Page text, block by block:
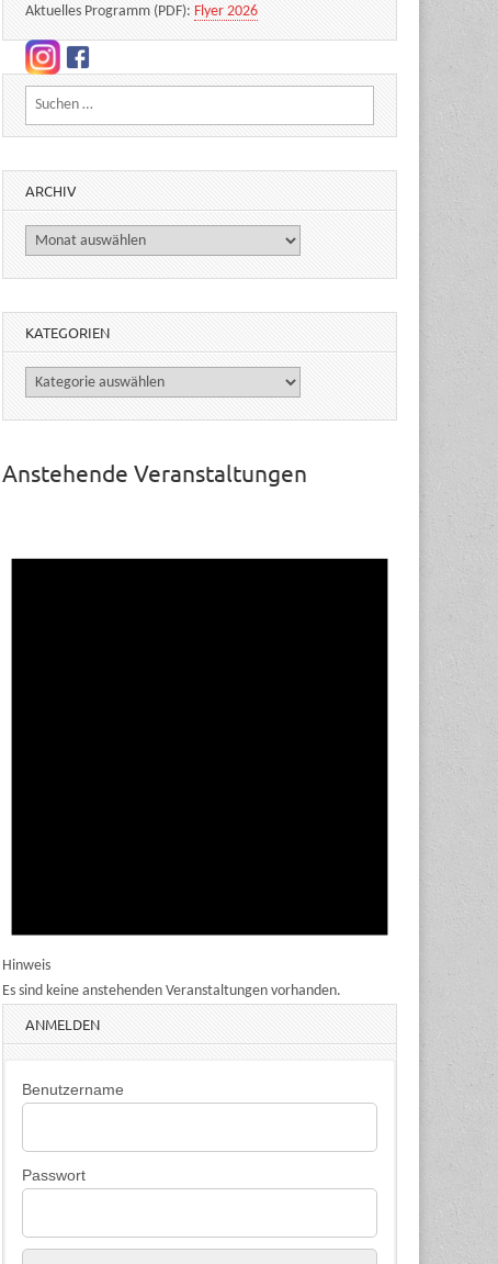
Aktuelles Programm (PDF):Flyer 2026
Suchen nach:
ARCHIV
Archiv
KATEGORIEN
Kategorien
Anstehende Veranstaltungen
Hinweis
Es sind keine anstehenden Veranstaltungen vorhanden.
ANMELDEN
Benutzername
Passwort